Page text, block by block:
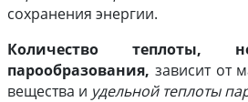
сохранения энергии.
Количество теплоты,
парообразования, зависит от
вещества и удельной теплоты